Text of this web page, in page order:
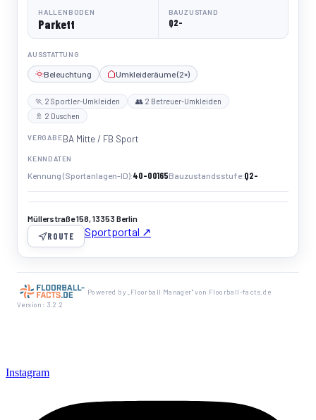
HALLENBODEN
Parkett
BAUZUSTAND
Q2-
AUSSTATTUNG
Beleuchtung Umkleideräume (2×)
🏃 2 Sportler-Umkleiden
👥 2 Betreuer-Umkleiden
🚿 2 Duschen
VERGABEBA Mitte / FB Sport
KENNDATEN
Kennung (Sportanlagen-ID) 40-00165Bauzustandsstufe Q2-
Müllerstraße 158, 13353 Berlin
ROUTE Sportportal ↗
Powered by „Floorball Manager" von Floorball-facts.de
Version: 3.2.2
Instagram